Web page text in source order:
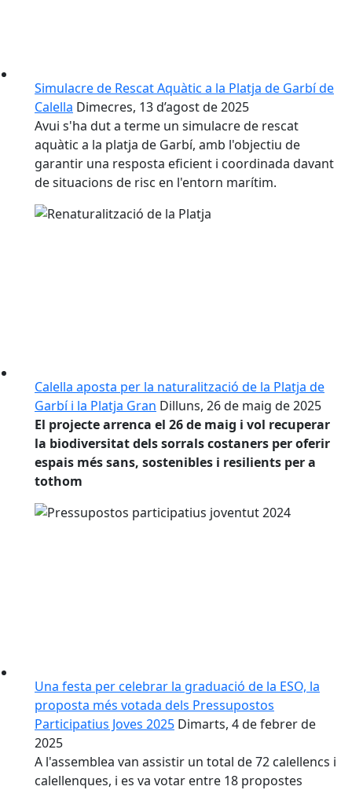
Simulacre de Rescat Aquàtic a la Platja de Garbí de
Calella Dimecres, 13 d’agost de 2025
Avui s'ha dut a terme un simulacre de rescat
aquàtic a la platja de Garbí, amb l'objectiu de
garantir una resposta eficient i coordinada davant
de situacions de risc en l'entorn marítim.
Calella aposta per la naturalització de la Platja de
Garbí i la Platja Gran Dilluns, 26 de maig de 2025
El projecte arrenca el 26 de maig i vol recuperar
la biodiversitat dels sorrals costaners per oferir
espais més sans, sostenibles i resilients per a
tothom
Una festa per celebrar la graduació de la ESO, la
proposta més votada dels Pressupostos
Participatius Joves 2025 Dimarts, 4 de febrer de
2025
A l'assemblea van assistir un total de 72 calellencs i
calellenques, i es va votar entre 18 propostes